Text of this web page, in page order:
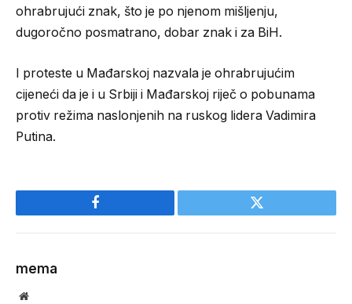
ohrabrujući znak, što je po njenom mišljenju,
dugoročno posmatrano, dobar znak i za BiH.
I proteste u Mađarskoj nazvala je ohrabrujućim
cijeneći da je i u Srbiji i Mađarskoj riječ o pobunama
protiv režima naslonjenih na ruskog lidera Vadimira
Putina.
Facebook Twitter
mema
Website